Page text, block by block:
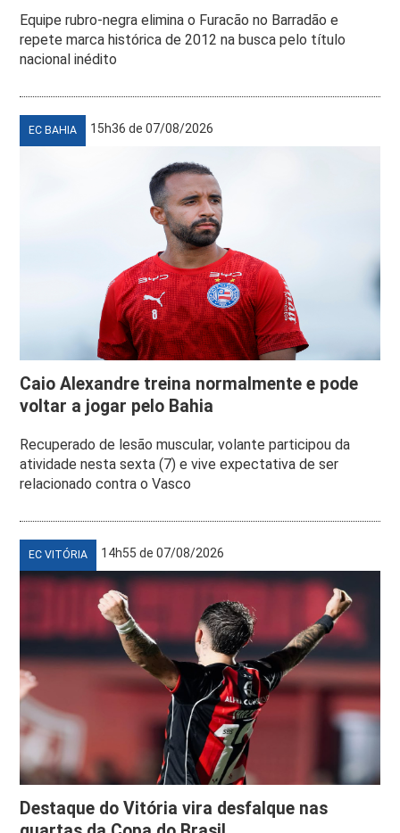
Equipe rubro-negra elimina o Furacão no Barradão e
repete marca histórica de 2012 na busca pelo título
nacional inédito
EC BAHIA 15h36 de 07/08/2026
Caio Alexandre treina normalmente e pode
voltar a jogar pelo Bahia
Recuperado de lesão muscular, volante participou da
atividade nesta sexta (7) e vive expectativa de ser
relacionado contra o Vasco
EC VITÓRIA 14h55 de 07/08/2026
Destaque do Vitória vira desfalque nas